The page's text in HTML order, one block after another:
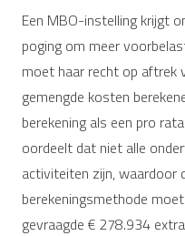
Een MBO-instelling krijgt
poging om meer
moet haar recht op aftrek
gemengde kosten
berekening als een pro
oordeelt dat niet alle
activiteiten zijn, waardoor
berekeningsmethode
gevraagde € 278.934